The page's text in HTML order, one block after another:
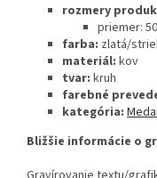
rozmery
priemer:
farba: zlatá/
materiál: kov
tvar: kruh
farebné
kategória:
Bližšie informácie o